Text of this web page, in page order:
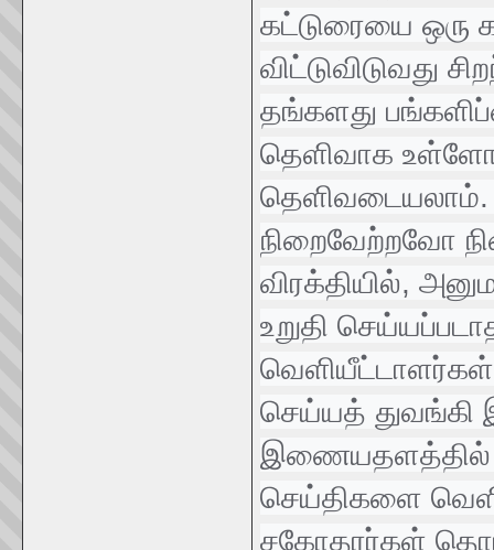
கட்டுரையை ஒரு
விட்டுவிடுவது
தங்களது
தெளிவாக
தெளிவடையலாம்.
நிறைவேற்றவோ
விரக்தியில்,
உறுதி
செய்யத் துவங்கி
இணையதளத்தில்
செய்திகளை
சகோதரர்கள்